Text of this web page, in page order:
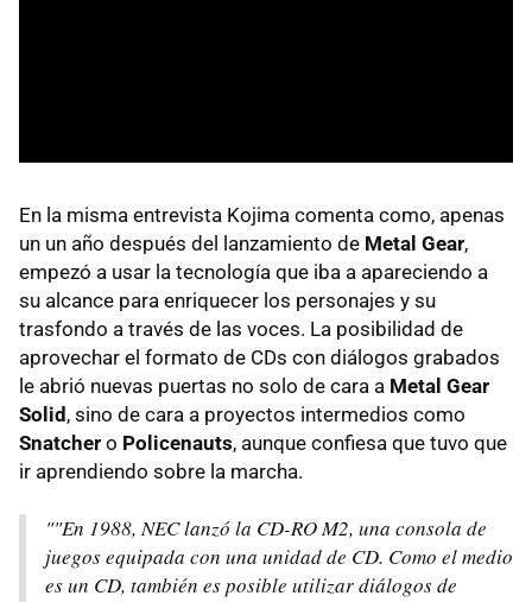
En la misma entrevista Kojima comenta como, apenas
un un año después del lanzamiento de Metal Gear,
empezó a usar la tecnología que iba a apareciendo a
su alcance para enriquecer los personajes y su
trasfondo a través de las voces. La posibilidad de
aprovechar el formato de CDs con diálogos grabados
le abrió nuevas puertas no solo de cara a Metal Gear
Solid , sino de cara a proyectos intermedios como
Snatcher o Policenauts, aunque confiesa que tuvo que
ir aprendiendo sobre la marcha.
""En 1988, NEC lanzó la CD-RO M2, una consola de
juegos equipada con una unidad de CD. Como el medio
es un CD, también es posible utilizar diálogos de